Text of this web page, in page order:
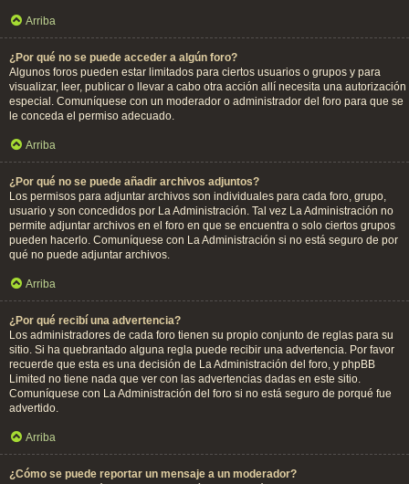
Arriba
¿Por qué no se puede acceder a algún foro?
Algunos foros pueden estar limitados para ciertos usuarios o grupos y para
visualizar, leer, publicar o llevar a cabo otra acción allí necesita una autorización
especial. Comuníquese con un moderador o administrador del foro para que se
le conceda el permiso adecuado.
Arriba
¿Por qué no se puede añadir archivos adjuntos?
Los permisos para adjuntar archivos son individuales para cada foro, grupo,
usuario y son concedidos por La Administración. Tal vez La Administración no
permite adjuntar archivos en el foro en que se encuentra o solo ciertos grupos
pueden hacerlo. Comuníquese con La Administración si no está seguro de por
qué no puede adjuntar archivos.
Arriba
¿Por qué recibí una advertencia?
Los administradores de cada foro tienen su propio conjunto de reglas para su
sitio. Si ha quebrantado alguna regla puede recibir una advertencia. Por favor
recuerde que esta es una decisión de La Administración del foro, y phpBB
Limited no tiene nada que ver con las advertencias dadas en este sitio.
Comuníquese con La Administración del foro si no está seguro de porqué fue
advertido.
Arriba
¿Cómo se puede reportar un mensaje a un moderador?